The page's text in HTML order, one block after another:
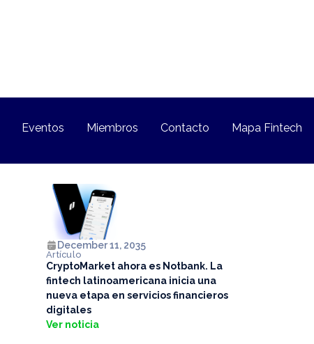
Eventos Miembros Contacto Mapa Fintech
December 11, 2035
Artículo
CryptoMarket ahora es Notbank. La
fintech latinoamericana inicia una
nueva etapa en servicios financieros
digitales
Ver noticia